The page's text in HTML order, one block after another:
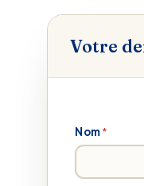
Votre
Nom*